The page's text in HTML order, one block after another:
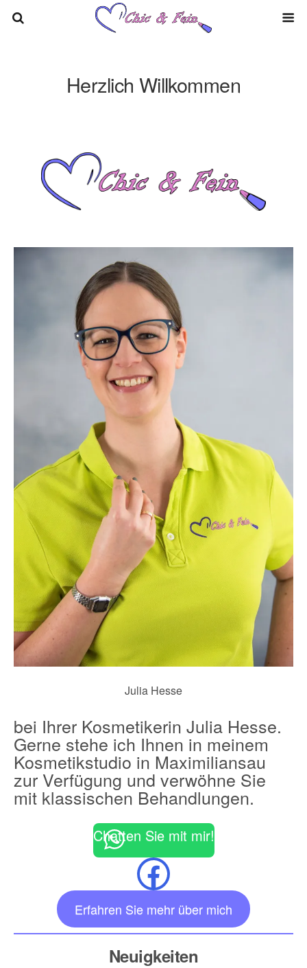
Herzlich Willkommen
Julia Hesse
bei Ihrer Kosmetikerin Julia Hesse.
Gerne stehe ich Ihnen in meinem
Kosmetikstudio in Maximiliansau
zur Verfügung und verwöhne Sie
mit klassischen Behandlungen.
Chatten Sie mit mir!
Facebook
Erfahren Sie mehr über mich
Neuigkeiten